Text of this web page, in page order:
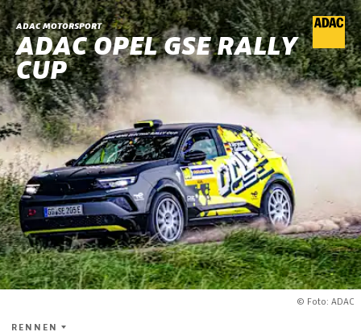
ADAC MOTORSPORT
ADAC OPEL GSE RALLY
CUP
© Foto: ADAC
RENNEN